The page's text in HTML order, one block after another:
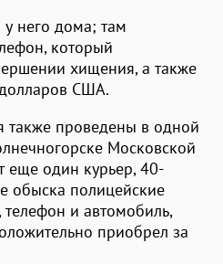
него дома; там
который
хищения, а также
США.
также проведены в одной
Московской
еще один курьер, 40-
обыска полицейские
и автомобиль,
приобрел за